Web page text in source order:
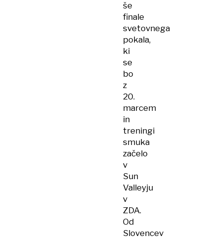
še
finale
svetovnega
pokala,
ki
se
bo
z
20.
marcem
in
treningi
smuka
začelo
v
Sun
Valleyju
v
ZDA.
Od
Slovencev